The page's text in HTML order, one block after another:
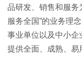
品研发、销售和服务
服务全国”的业务理
事业单位以及中小企
提供全面、成熟、易